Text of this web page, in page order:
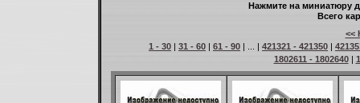
Нажмите на миниатюру
Всего
<<
1 - 30 | 31 - 60 | 61 - 90 | ... | 421321 - 421350 |
1802611 - 1802640|